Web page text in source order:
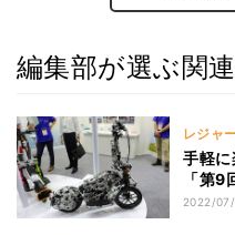
編集部が選ぶ関
レジャ
手軽
「第
2022/